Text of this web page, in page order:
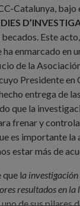
Catalunya, bajo
Este
enmarcado en
de la
Presidente en
entrega de
que la
frenar y
es importante la
estar más de
que la
resultados en la
de sus pilares